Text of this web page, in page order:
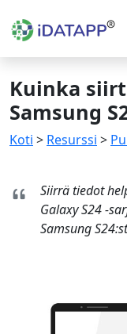
Kuinka
Samsung
Koti > Resurssi >
Siirrä tiedot
Galaxy S24 -
Samsung